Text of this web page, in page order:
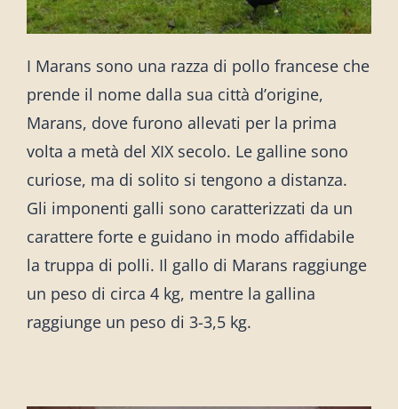
I Marans sono una razza di pollo francese che
prende il nome dalla sua città d’origine,
Marans, dove furono allevati per la prima
volta a metà del XIX secolo. Le galline sono
curiose, ma di solito si tengono a distanza.
Gli imponenti galli sono caratterizzati da un
carattere forte e guidano in modo affidabile
la truppa di polli. Il gallo di Marans raggiunge
un peso di circa 4 kg, mentre la gallina
raggiunge un peso di 3-3,5 kg.